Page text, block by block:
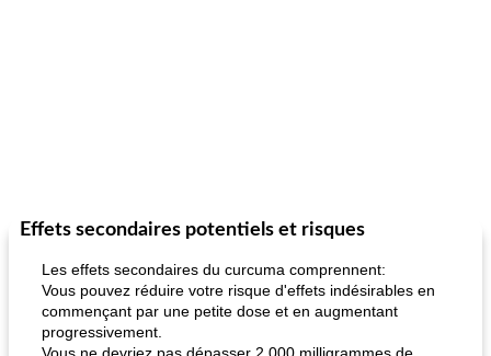
Effets secondaires potentiels et risques
Les effets secondaires du curcuma comprennent:
Vous pouvez réduire votre risque d'effets indésirables en
commençant par une petite dose et en augmentant
progressivement.